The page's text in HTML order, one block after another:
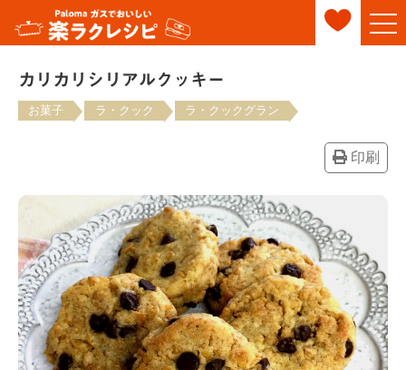
カリカリシリアルクッキー
お菓子 ラ・クック ラ・クックグラン
印刷